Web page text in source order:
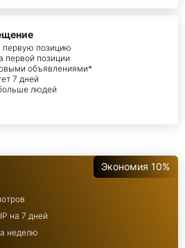
первую позицию
первой позиции
объявлениями*
7 дней
людей
Экономия 10%
на 7 дней
неделю